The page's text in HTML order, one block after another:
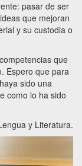
pasar de ser
que mejoran
y su custodia o
que
Espero que para
sido una
como lo ha sido
y Literatura.